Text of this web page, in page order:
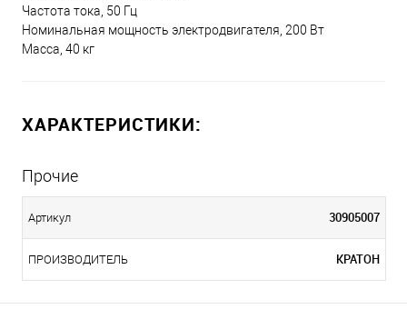
Частота тока, 50 Гц
Номинальная мощность электродвигателя, 200 Вт
Масса, 40 кг
ХАРАКТЕРИСТИКИ:
Прочие
Артикул 30905007
ПРОИЗВОДИТЕЛЬ КРАТОН